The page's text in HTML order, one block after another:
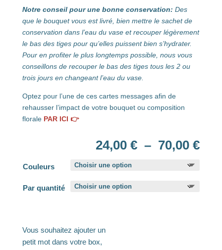
Notre conseil pour une bonne conservation: Des
que le bouquet vous est livré, bien mettre le sachet de
conservation dans l’eau du vase et recouper légèrement
le bas des tiges pour qu’elles puissent bien s’hydrater.
Pour en profiter le plus longtemps possible, nous vous
conseillons de recouper le bas des tiges tous les 2 ou
trois jours en changeant l’eau du vase.
Optez pour l’une de ces cartes messages afin de
rehausser l’impact de votre bouquet ou composition
florale PAR ICI 👉
24,00€ – 70,00€
Couleurs
Par quantité
Vous souhaitez ajouter un
petit mot dans votre box,